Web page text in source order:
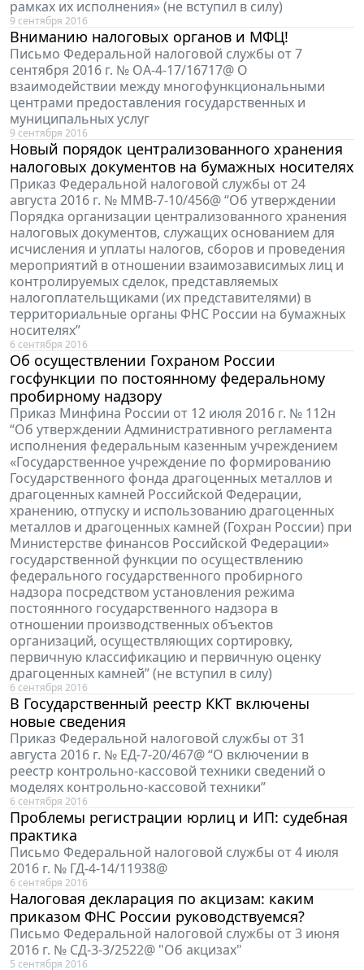
рамках их исполнения» (не вступил в силу)
9 сентября 2016
Вниманию налоговых органов и МФЦ!
Письмо Федеральной налоговой службы от 7
сентября 2016 г. № ОА-4-17/16717@ О
взаимодействии между многофункциональными
центрами предоставления государственных и
муниципальных услуг
9 сентября 2016
Новый порядок централизованного хранения
налоговых документов на бумажных носителях
Приказ Федеральной налоговой службы от 24
августа 2016 г. № ММВ-7-10/456@ “Об утверждении
Порядка организации централизованного хранения
налоговых документов, служащих основанием для
исчисления и уплаты налогов, сборов и проведения
мероприятий в отношении взаимозависимых лиц и
контролируемых сделок, представляемых
налогоплательщиками (их представителями) в
территориальные органы ФНС России на бумажных
носителях”
6 сентября 2016
Об осуществлении Гохраном России
госфункции по постоянному федеральному
пробирному надзору
Приказ Минфина России от 12 июля 2016 г. № 112н
“Об утверждении Административного регламента
исполнения федеральным казенным учреждением
«Государственное учреждение по формированию
Государственного фонда драгоценных металлов и
драгоценных камней Российской Федерации,
хранению, отпуску и использованию драгоценных
металлов и драгоценных камней (Гохран России) при
Министерстве финансов Российской Федерации»
государственной функции по осуществлению
федерального государственного пробирного
надзора посредством установления режима
постоянного государственного надзора в
отношении производственных объектов
организаций, осуществляющих сортировку,
первичную классификацию и первичную оценку
драгоценных камней” (не вступил в силу)
6 сентября 2016
В Государственный реестр ККТ включены
новые сведения
Приказ Федеральной налоговой службы от 31
августа 2016 г. № ЕД-7-20/467@ “О включении в
реестр контрольно-кассовой техники сведений о
моделях контрольно-кассовой техники”
6 сентября 2016
Проблемы регистрации юрлиц и ИП: судебная
практика
Письмо Федеральной налоговой службы от 4 июля
2016 г. № ГД-4-14/11938@
6 сентября 2016
Налоговая декларация по акцизам: каким
приказом ФНС России руководствуемся?
Письмо Федеральной налоговой службы от 3 июня
2016 г. № СД-3-3/2522@ "Об акцизах"
5 сентября 2016